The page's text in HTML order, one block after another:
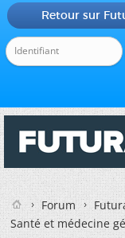
Retour sur
Forum
Santé et médecine